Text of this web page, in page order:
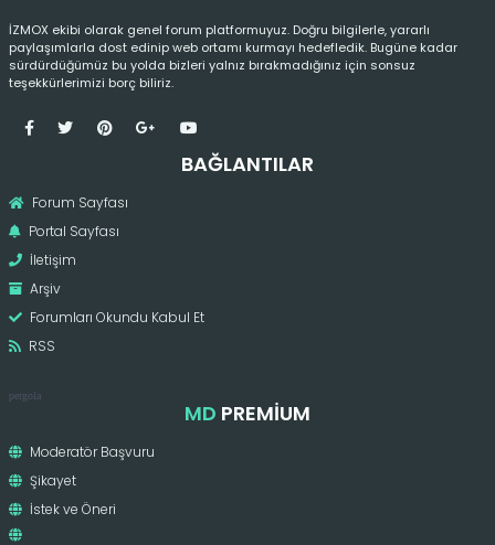
İZMOX ekibi olarak genel forum platformuyuz. Doğru bilgilerle, yararlı
paylaşımlarla dost edinip web ortamı kurmayı hedefledik. Bugüne kadar
sürdürdüğümüz bu yolda bizleri yalnız bırakmadığınız için sonsuz
teşekkürlerimizi borç biliriz.
BAĞLANTILAR
Forum Sayfası
Portal Sayfası
İletişim
Arşiv
Forumları Okundu Kabul Et
RSS
pergola
MD PREMIUM
Moderatör Başvuru
Şikayet
İstek ve Öneri